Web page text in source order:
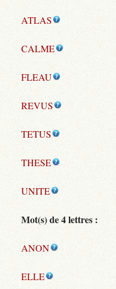
ATLAS
CALME
FLEAU
REVUS
TETUS
THESE
UNITE
Mot(s) de 4 lettres :
ANON
ELLE